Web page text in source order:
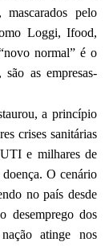
pelo
Loggi, Ifood,
normal” é o
as empresas-
a princípio
crises sanitárias
e milhares de
O cenário
no país desde
desemprego dos
atinge nos